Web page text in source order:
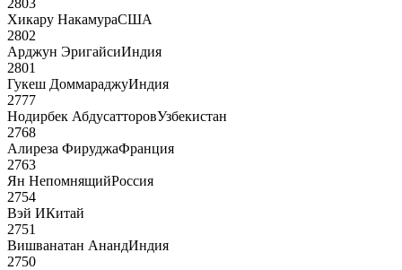
2803
Хикару НакамураСША
2802
Арджун ЭригайсиИндия
2801
Гукеш ДоммараджуИндия
2777
Нодирбек АбдусатторовУзбекистан
2768
Алиреза ФируджаФранция
2763
Ян НепомнящийРоссия
2754
Вэй ИКитай
2751
Вишванатан АнандИндия
2750